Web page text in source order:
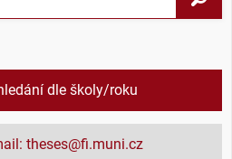
dle školy/roku
theses@fi.muni.cz